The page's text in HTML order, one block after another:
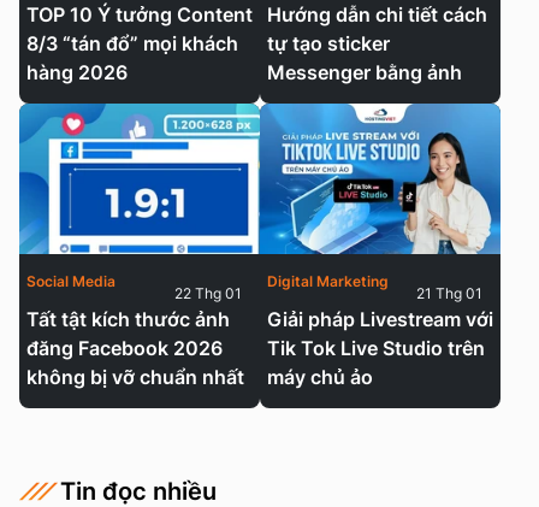
TOP 10 Ý tưởng Content
8/3 “tán đổ” mọi khách
hàng 2026
Hướng dẫn chi tiết cách
tự tạo sticker
Messenger bằng ảnh
Tất tật kích thước ảnh
đăng Facebook 2026
không bị vỡ chuẩn nhất
Social Media
22 Thg 01
Giải pháp Livestream với
Tik Tok Live Studio trên
máy chủ ảo
Digital Marketing
21 Thg 01
Tin đọc nhiều